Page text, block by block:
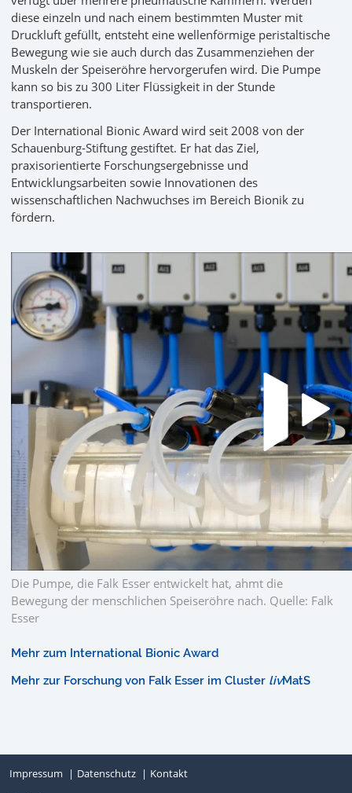
diese einzeln und nach einem bestimmten Muster mit
Druckluft gefüllt, entsteht eine wellenförmige peristaltische
Bewegung wie sie auch durch das Zusammenziehen der
Muskeln der Speiseröhre hervorgerufen wird. Die Pumpe
kann so bis zu 300 Liter Flüssigkeit in der Stunde
transportieren.
Der International Bionic Award wird seit 2008 von der
Schauenburg-Stiftung gestiftet. Er hat das Ziel,
praxisorientierte Forschungsergebnisse und
Entwicklungsarbeiten sowie Innovationen des
wissenschaftlichen Nachwuchses im Bereich Bionik zu
fördern.
Die Pumpe, die Falk Esser entwickelt hat, ahmt die
Bewegung der menschlichen Speiseröhre nach. Quelle: Falk
Esser
Mehr zum International Bionic Award
Mehr zur Forschung von Falk Esser im Cluster livMatS
Impressum Datenschutz Kontakt